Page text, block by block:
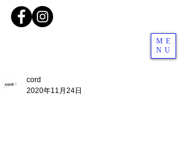
ME
NU
cord
2020年11月24日